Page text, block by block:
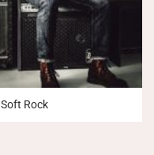
Soft Rock